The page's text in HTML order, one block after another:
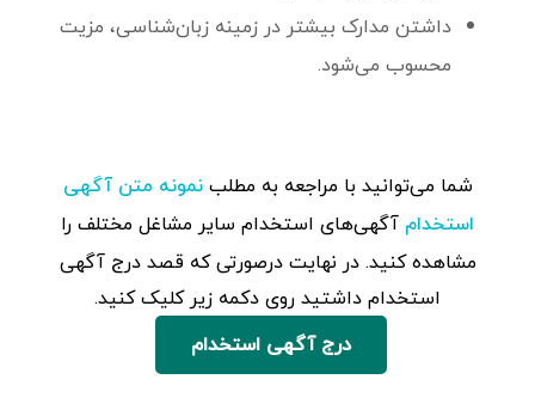
داشتن مدارک بیشتر در زمینه زبان‌شناسی، مزیت
محسوب می‌شود.
شما می‌توانید با مراجعه به مطلبنمونه متن آگهی
استخدام آگهی‌های استخدام سایر مشاغل مختلف را
مشاهده کنید. در نهایت درصورتی که قصد درج آگهی
استخدام داشتید روی دکمه زیر کلیک کنید.
درج آگهی استخدام